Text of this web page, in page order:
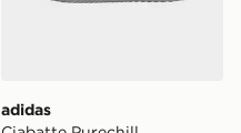
adidas